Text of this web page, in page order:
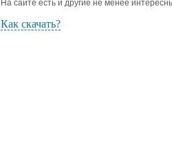
На сайте есть и другие не менее
Как скачать?